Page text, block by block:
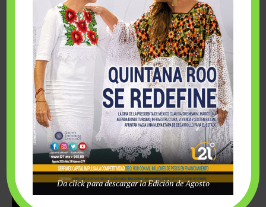
Fairmont Mayakoba y Make-A-Wish México unieron
esfuerzos para hacer realidad el deseo de una …
Da click para descargar la Edición de Agosto